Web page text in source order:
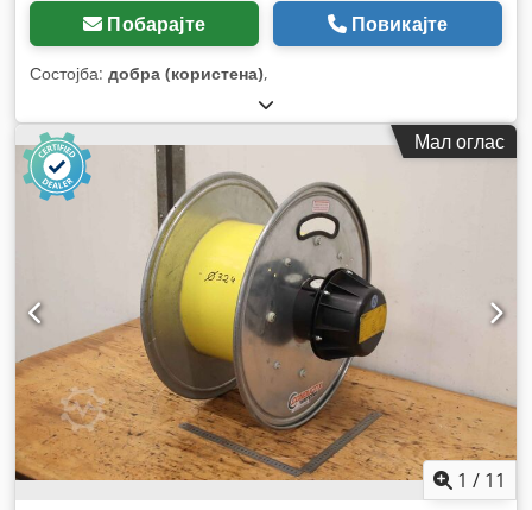
Побарајте Повикајте
Состојба: добра (користена),
Мал оглас
1 / 11